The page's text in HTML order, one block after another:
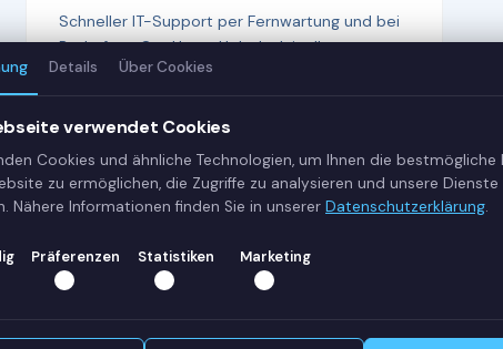
Schneller IT-Support per Fernwartung und bei
Bedarf vor Ort. Unser Helpdesk ist Ihr erster
Ansprechpartner bei allen IT-Fragen —
—
Erstgespräch vereinbaren
Details Über Cookies
verwendet Cookies
Cookies und ähnliche Technologien, um Ihnen die bestmögliche
zu ermöglichen, die Zugriffe zu analysieren und unsere
Nähere Informationen finden Sie in unserer Datenschutzerklärung.
Präferenzen Statistiken Marketing